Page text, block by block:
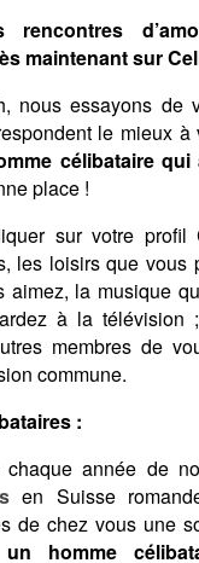
maintenant sur
nous essayons de
le mieux à
célibataire
place !
sur votre profil
les loisirs que vous
aimez, la musique
à la télévision
membres de
commune.
:
chaque année de
en Suisse
de chez vous une
un homme